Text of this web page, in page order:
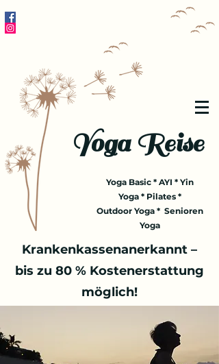
Yoga Reise
Yoga Basic * AYI * Yin
Yoga * Pilates *
Outdoor Yoga * Senioren
Yoga
Krankenkassenanerkannt –
bis zu 80 % Kostenerstattung
möglich!